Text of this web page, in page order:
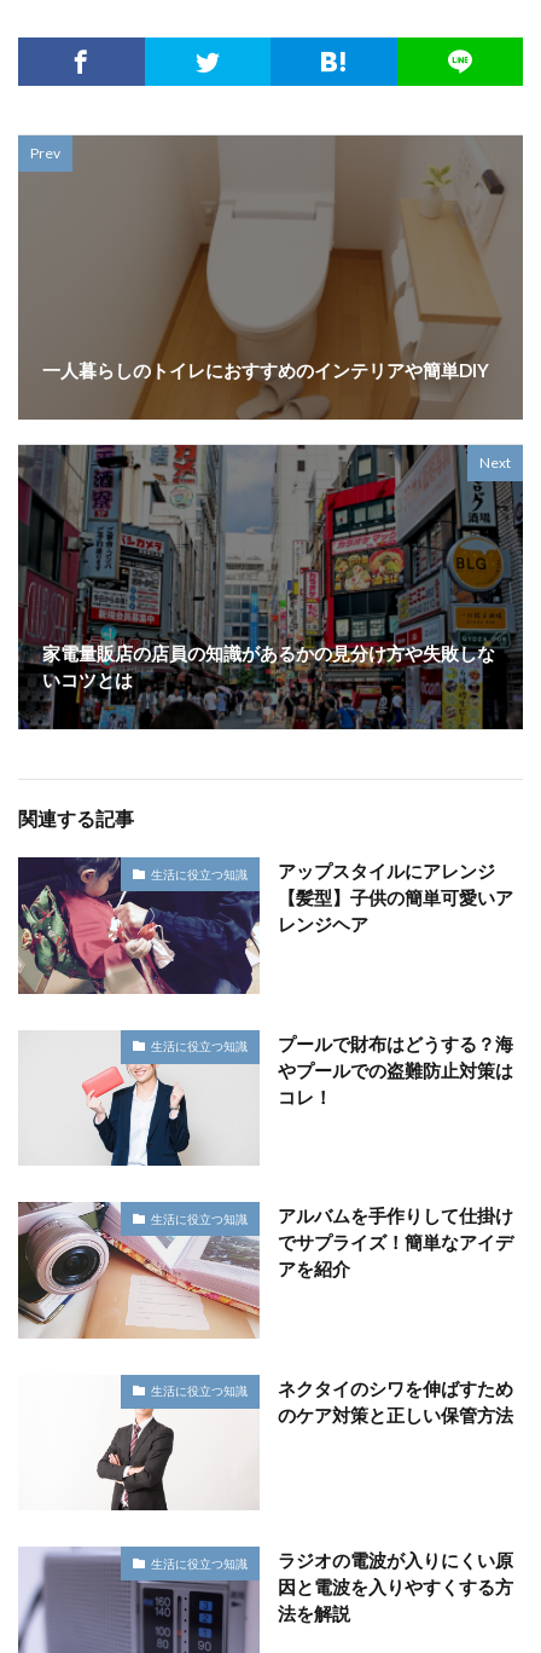
Prev
一人暮らしのトイレにおすすめのインテリアや簡単DIY
Next
家電量販店の店員の知識があるかの見分け方や失敗しな
いコツとは
関連する記事
生活に役立つ知識
アップスタイルにアレンジ
【髪型】子供の簡単可愛いア
レンジヘア
生活に役立つ知識
プールで財布はどうする？海
やプールでの盗難防止対策は
コレ！
生活に役立つ知識
アルバムを手作りして仕掛け
でサプライズ！簡単なアイデ
アを紹介
生活に役立つ知識
ネクタイのシワを伸ばすため
のケア対策と正しい保管方法
生活に役立つ知識
ラジオの電波が入りにくい原
因と電波を入りやすくする方
法を解説